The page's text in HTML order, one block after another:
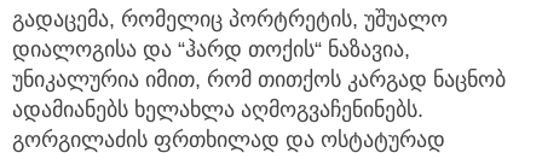
გადაცემა, რომელიც პორტრეტის, უშუალო
დიალოგისა და “ჰარდ თოქის“ ნაზავია,
უნიკალურია იმით, რომ თითქოს კარგად ნაცნობ
ადამიანებს ხელახლა აღმოგვაჩენინებს.
გორგილაძის ფრთხილად და ოსტატურად